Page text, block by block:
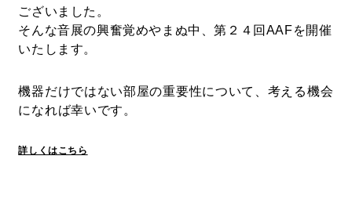
ございました。
そんな音展の興奮覚めやまぬ中、第２４回AAFを開催
いたします。
機器だけではない部屋の重要性について、考える機会
になれば幸いです。
詳しくはこちら